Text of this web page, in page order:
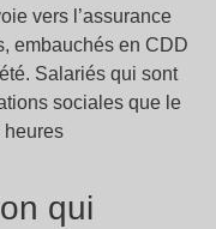
vers l’assurance
embauchés en CDD
Salariés qui sont
sociales que le
heures
qui